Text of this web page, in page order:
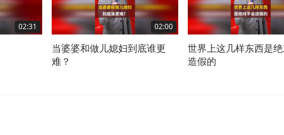
02:31 02:00
当婆婆和做儿媳妇到底谁更
难？
世界上这几样东西是
造假的